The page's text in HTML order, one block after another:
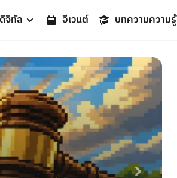
จิทัล อีเวนต์ บทความความรู้